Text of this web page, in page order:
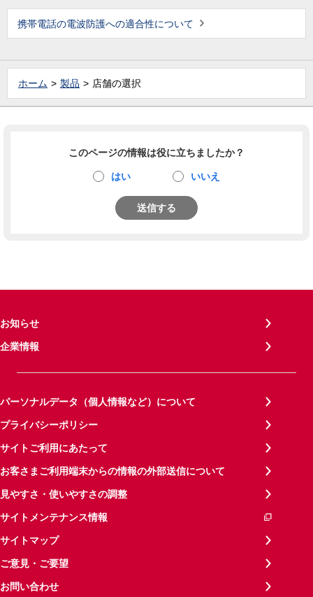
携帯電話の電波防護への適合性について
ホーム 製品 店舗の選択
このページの情報は役に立ちましたか？
はい いいえ
送信する
お知らせ
企業情報
パーソナルデータ（個人情報など）について
プライバシーポリシー
サイトご利用にあたって
お客さまご利用端末からの情報の外部送信について
見やすさ・使いやすさの調整
サイトメンテナンス情報
サイトマップ
ご意見・ご要望
お問い合わせ